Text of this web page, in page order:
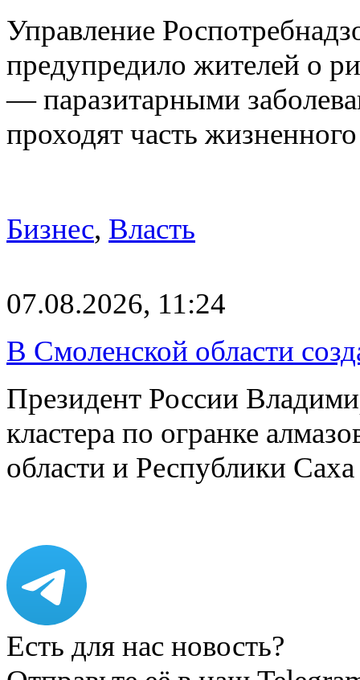
Управление
предупредило жителей о
— паразитарными
проходят часть
Бизнес, Власть
07.08.2026, 11:24
В Смоленской области
Президент России
кластера по огранке
области и Республики
Есть для нас новость?